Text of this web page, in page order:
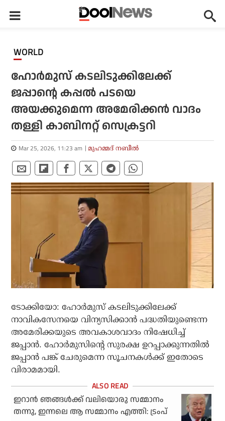
WORLD
ഹോർമുസ് കടലിടുക്കിലേക്ക്
ജപ്പാന്റെ കപ്പൽ പടയെ
അയക്കുമെന്ന അമേരിക്കൻ വാദം
തള്ളി കാബിനറ്റ് സെക്രട്ടറി
Mar 25, 2026, 11:23 am മുഹമ്മദ് നബീല്‍
ടോക്കിയോ: ഹോർമുസ് കടലിടുക്കിലേക്ക്
നാവികസേനയെ വിന്യസിക്കാൻ പദ്ധതിയുണ്ടെന്ന
അമേരിക്കയുടെ അവകാശവാദം നിഷേധിച്ച്
ജപ്പാൻ. ഹോർമുസിന്റെ സുരക്ഷ ഉറപ്പാക്കുന്നതിൽ
ജപ്പാൻ പങ്ക് ചേരുമെന്ന സൂചനകൾക്ക് ഇതോടെ
വിരാമമായി.
ഇറാന്‍ ഞങ്ങള്‍ക്ക് വലിയൊരു സമ്മാനം
തന്നു, ഇന്നലെ ആ സമ്മാനം എത്തി: ട്രംപ്